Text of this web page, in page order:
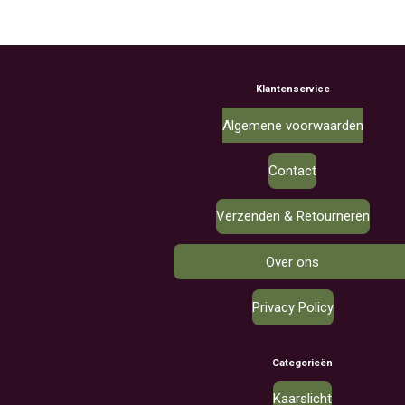
Klantenservice
Algemene voorwaarden
Contact
Verzenden & Retourneren
Over ons
Privacy Policy
Categorieën
Kaarslicht